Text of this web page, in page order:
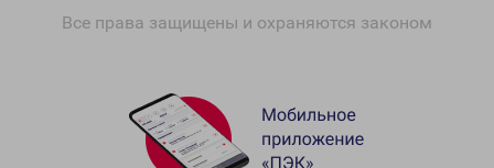
Все права защищены и охраняются законом